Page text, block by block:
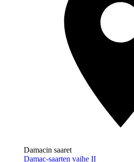
Damacin saaret
Damac-saarten vaihe II